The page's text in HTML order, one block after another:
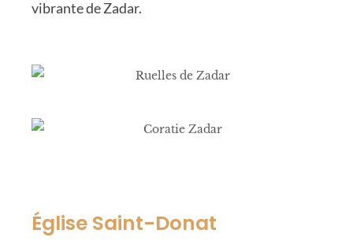
vibrante de Zadar.
Église Saint-Donat